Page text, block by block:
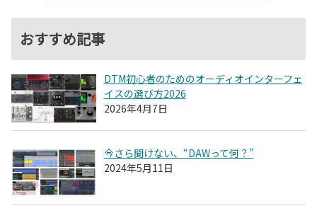
おすすめ記事
DTM初心者のためのオーディオインターフェ
イスの選び方2026
2026年4月7日
今さら聞けない、“DAWって何？”
2024年5月11日